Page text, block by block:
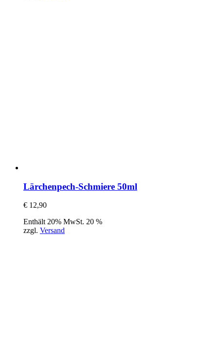
Lärchenpech-Schmiere 50ml
€ 12,90
Enthält 20% MwSt. 20 %
zzgl. Versand